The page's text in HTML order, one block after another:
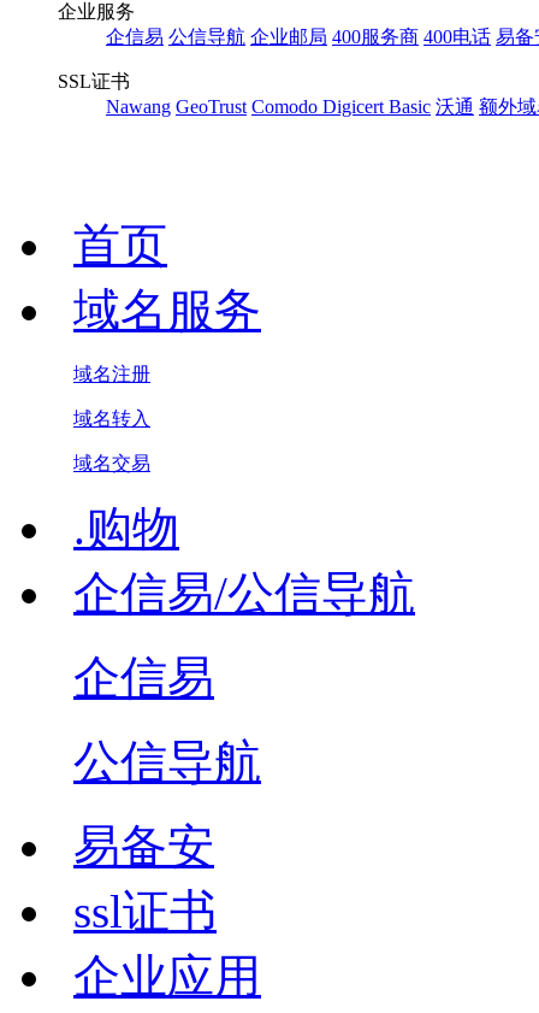
企业服务
企信易 公信导航 企业邮局 400服务商 400电话 易备
SSL证书
Nawang GeoTrust Comodo Digicert Basic 沃通 额外
首页
域名服务
域名注册
域名转入
域名交易
.购物
企信易/公信导航
企信易
公信导航
易备安
ssl证书
企业应用